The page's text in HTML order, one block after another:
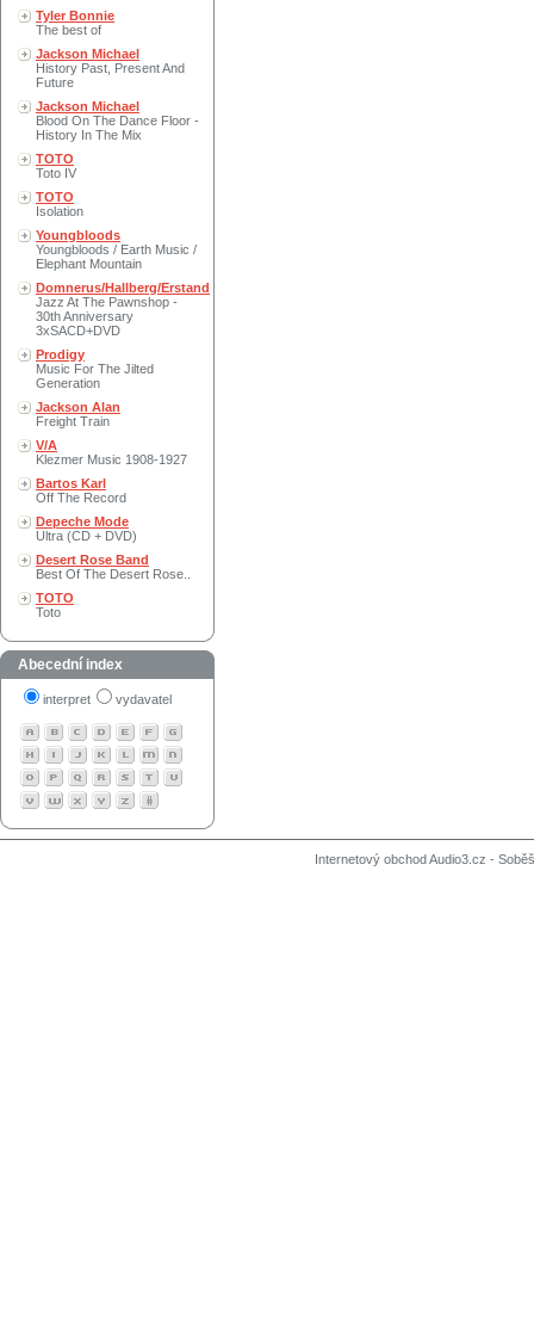
Tyler Bonnie
The best of
Jackson Michael
History Past, Present And
Future
Jackson Michael
Blood On The Dance Floor -
History In The Mix
TOTO
Toto IV
TOTO
Isolation
Youngbloods
Youngbloods / Earth Music /
Elephant Mountain
Domnerus/Hallberg/Erstand
Jazz At The Pawnshop -
30th Anniversary
3xSACD+DVD
Prodigy
Music For The Jilted
Generation
Jackson Alan
Freight Train
V/A
Klezmer Music 1908-1927
Bartos Karl
Off The Record
Depeche Mode
Ultra (CD + DVD)
Desert Rose Band
Best Of The Desert Rose..
TOTO
Toto
Abecední index
interpret vydavatel
Internetový obchod Audio3.cz -